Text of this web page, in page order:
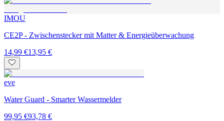
IMOU
CE2P - Zwischenstecker mit Matter & Energieüberwachung
14,99 €13,95 €
eve
Water Guard - Smarter Wassermelder
99,95 €93,78 €